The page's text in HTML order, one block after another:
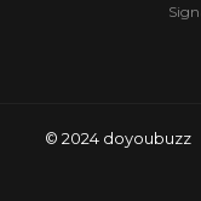
© 2024 doyoubuzz